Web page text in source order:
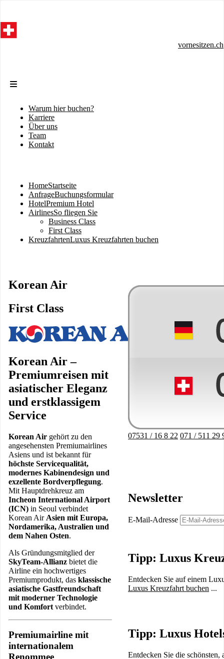
Inhalt
vornesitzen.ch
Sekundärmenü
Warum hier buchen?
Karriere
Über uns
Team
Kontakt
Hauptnavigation
HomeStartseite
AnfrageBuchungsformular
HotelPremium Hotel
AirlinesSo fliegen Sie
Business Class
First Class
KreuzfahrtenLuxus Kreuzfahrten buchen
Korean Air
First Class
Image
Korean Air –
Premiumreisen mit
asiatischer Eleganz
und erstklassigem
Service
Korean Air gehört zu den
angesehensten Premiumairlines
Asiens und ist bekannt für
höchste Servicequalität,
modernes Kabinendesign und
exzellente Bordverpflegung.
Mit Hauptdrehkreuz am
Incheon International Airport
(ICN) in Seoul verbindet
Korean Air Asien mit Europa,
Nordamerika, Australien und
dem Nahen Osten.
Als Gründungsmitglied der
SkyTeam-Allianz bietet die
Airline ein hochwertiges
Premiumprodukt, das klassische
asiatische Gastfreundschaft
mit moderner Technologie
und Komfort verbindet.
Premiumairline mit
internationalem
07531 / 16 8 22 071 / 511 29
Newsletter
E-Mail-Adresse
Tipp: Luxus
Entdecken Sie auf einem
Luxus Kreuzfahrt buchen ...
Tipp: Luxus
Entdecken Sie die